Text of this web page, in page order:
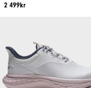
2 499kr